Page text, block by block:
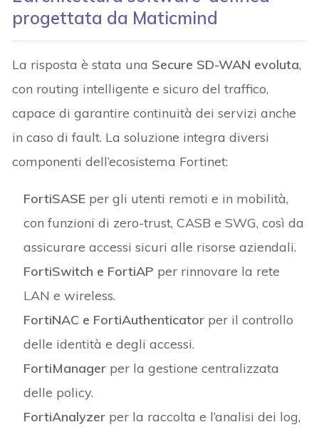
progettata da Maticmind
La risposta è stata una Secure SD-WAN evoluta,
con routing intelligente e sicuro del traffico,
capace di garantire continuità dei servizi anche
in caso di fault. La soluzione integra diversi
componenti dell’ecosistema Fortinet:
FortiSASE per gli utenti remoti e in mobilità,
con funzioni di zero-trust, CASB e SWG, così da
assicurare accessi sicuri alle risorse aziendali.
FortiSwitch e FortiAP per rinnovare la rete
LAN e wireless.
FortiNAC e FortiAuthenticator per il controllo
delle identità e degli accessi.
FortiManager per la gestione centralizzata
delle policy.
FortiAnalyzer per la raccolta e l’analisi dei log,